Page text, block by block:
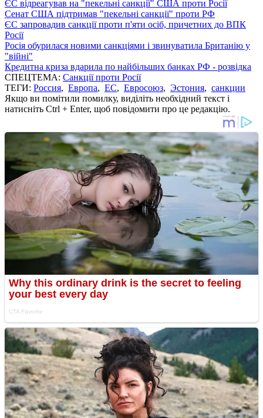
ЄС відреагував на "пекельні санкції" США проти Росії
Сенат США підтримав "пекельні санкції" проти РФ
ЄС запровадив санкції проти п'яти осіб, причетних до ВПК
Росії
Росія обурилася новими санкціями і звинуватила Британію у
"війні"
Кредитна криза вдарила по найбільших банках РФ - розвідка
СПЕЦТЕМА: Санкції проти Росії
ТЕГИ: Россия, Европа, ЕС, Евросоюз, Эстония, санкции
Якщо ви помітили помилку, виділіть необхідний текст і
натисніть Ctrl + Enter, щоб повідомити про це редакцію.